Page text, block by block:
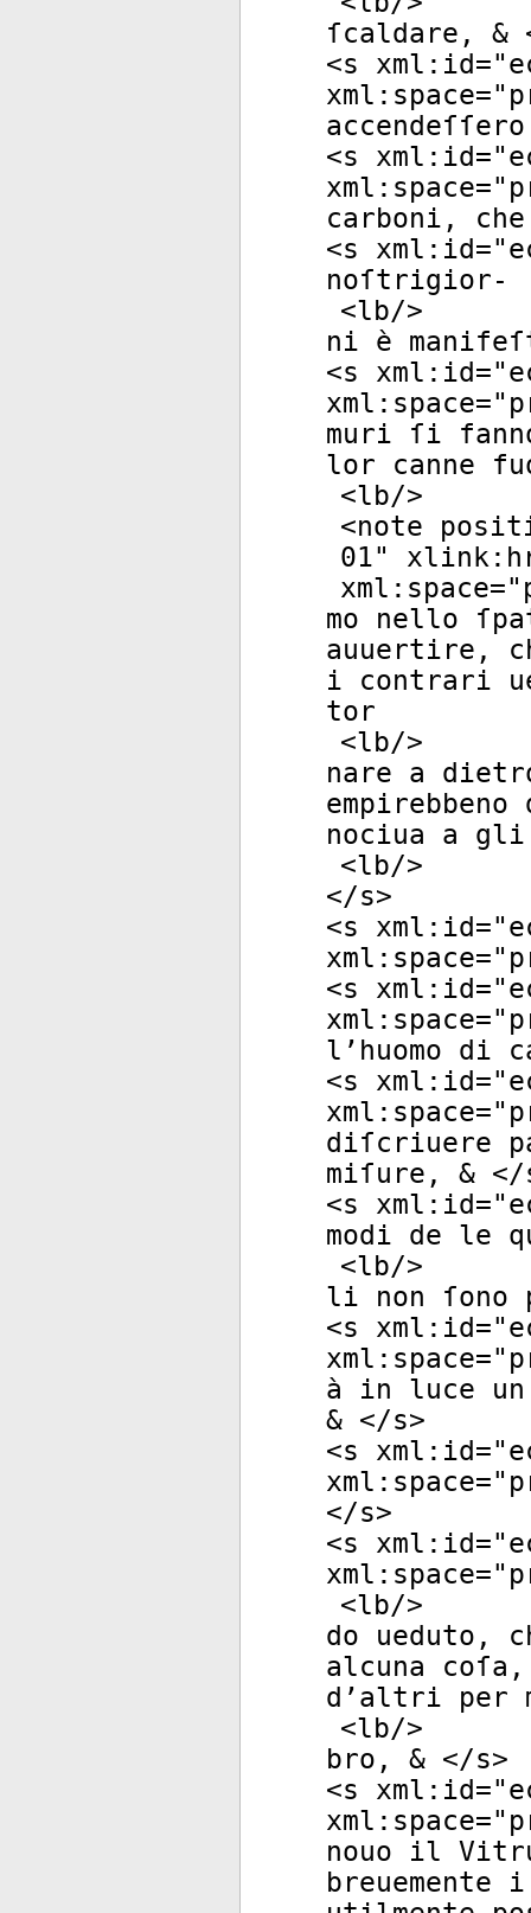
ſcaldare, &
<s xml:id="
xml:space="
<s xml:id="
xml:space="
carboni,
<s xml:id="
noſtrigior-
<lb/>
ni è
<s xml:id="
xml:space="
muri ſi
lor canne
<lb/>
<note
01"
xml:space="
mo nello
auuertire,
i contrari
tor
<lb/>
nare a
nociua a gli
<lb/>
</s>
<s xml:id="
xml:space="
<s xml:id="
xml:space="
l’huomo di
<s xml:id="
xml:space="
diſcriuere
miſure, & </
<s xml:id="
modi de le
<lb/>
li non
<s xml:id="
xml:space="
à in luce
& </s>
<s xml:id="
xml:space="
</s>
<s xml:id="
xml:space="
<lb/>
do ueduto,
alcuna
d’altri per
<lb/>
bro, & </s>
<s xml:id="
xml:space="
nouo il